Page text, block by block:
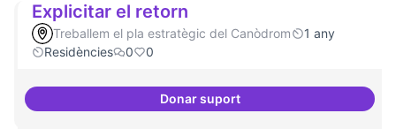
Explicitar el retorn
Treballem el pla estratègic del Canòdrom
1 any
Residències
0 0
Donar suportExplicitar el retorn